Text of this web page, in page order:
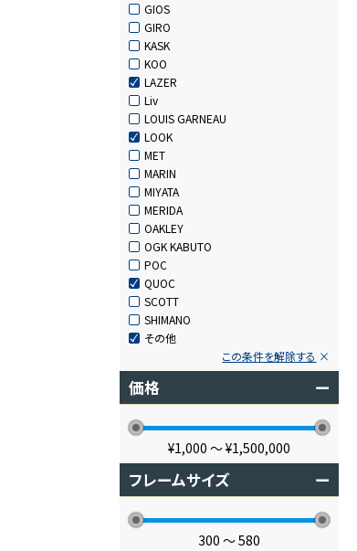
GIOS
GIRO
KASK
KOO
LAZER
Liv
LOUIS GARNEAU
LOOK
MET
MARIN
MIYATA
MERIDA
OAKLEY
OGK KABUTO
POC
QUOC
SCOTT
SHIMANO
その他
この条件を解除する
価格 ー
¥1,000 〜¥1,500,000
フレームサイズ ー
300 〜580